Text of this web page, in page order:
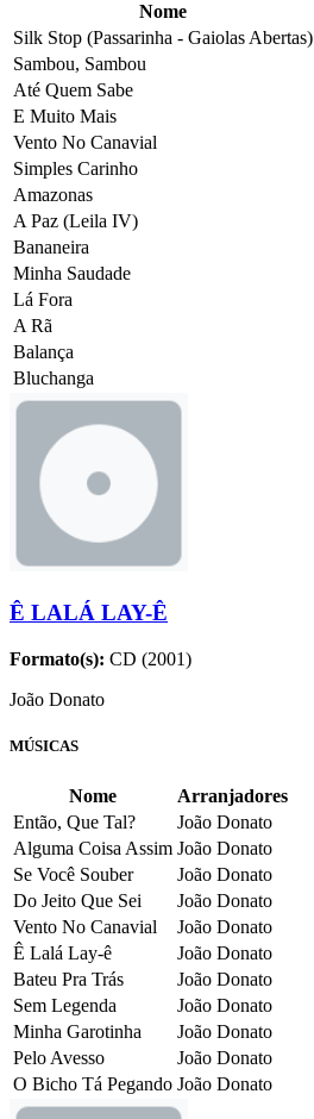
Nome
Silk Stop (Passarinha - Gaiolas Abertas)
Sambou, Sambou
Até Quem Sabe
E Muito Mais
Vento No Canavial
Simples Carinho
Amazonas
A Paz (Leila IV)
Bananeira
Minha Saudade
Lá Fora
A Rã
Balança
Bluchanga
Ê LALÁ LAY-Ê
Formato(s): CD (2001)
João Donato
MÚSICAS
Nome
Arranjadores
Então, Que Tal?
João Donato
Alguma Coisa Assim João Donato
Se Você Souber
João Donato
Do Jeito Que Sei
João Donato
Vento No Canavial
João Donato
Ê Lalá Lay-ê
João Donato
Bateu Pra Trás
João Donato
Sem Legenda
João Donato
Minha Garotinha
João Donato
Pelo Avesso
João Donato
O Bicho Tá Pegando João Donato